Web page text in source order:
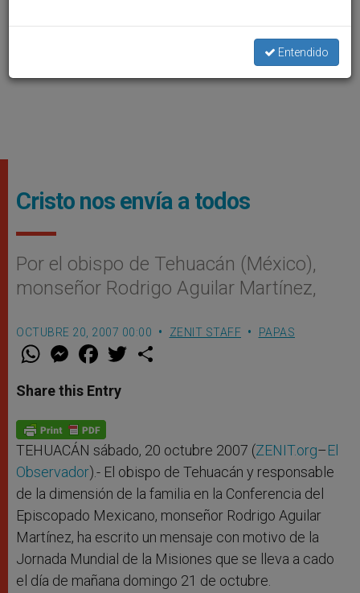
Cristo nos envía a todos
Por el obispo de Tehuacán (México),
monseñor Rodrigo Aguilar Martínez,
OCTUBRE 20, 2007 00:00 ZENIT STAFF PAPAS
W
t
s
p
p
M
e
s
e
g
e
r
F
a
e
b
o
k
w
Share this Entry
TEHUACÁN sábado, 20 octubre 2007 (ZENIT.org–El
Observador).- El obispo de Tehuacán y responsable
de la dimensión de la familia en la Conferencia del
Episcopado Mexicano, monseñor Rodrigo Aguilar
Martínez, ha escrito un mensaje con motivo de la
Jornada Mundial de la Misiones que se lleva a cado
el día de mañana domingo 21 de octubre.
Entendido